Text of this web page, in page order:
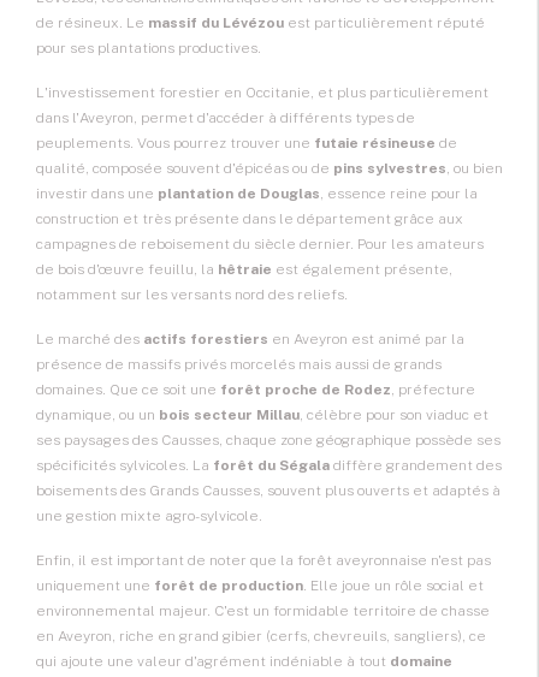
de résineux. Le massif du Lévézou est particulièrement réputé
pour ses plantations productives.
L'investissement forestier en Occitanie, et plus particulièrement
dans l'Aveyron, permet d'accéder à différents types de
peuplements. Vous pourrez trouver une futaie résineuse de
qualité, composée souvent d'épicéas ou de pins sylvestres, ou bien
investir dans une plantation de Douglas, essence reine pour la
construction et très présente dans le département grâce aux
campagnes de reboisement du siècle dernier. Pour les amateurs
de bois d'œuvre feuillu, la hêtraie est également présente,
notamment sur les versants nord des reliefs.
Le marché des actifs forestiers en Aveyron est animé par la
présence de massifs privés morcelés mais aussi de grands
domaines. Que ce soit une forêt proche de Rodez, préfecture
dynamique, ou un bois secteur Millau, célèbre pour son viaduc et
ses paysages des Causses, chaque zone géographique possède ses
spécificités sylvicoles. La forêt du Ségala diffère grandement des
boisements des Grands Causses, souvent plus ouverts et adaptés à
une gestion mixte agro-sylvicole.
Enfin, il est important de noter que la forêt aveyronnaise n'est pas
uniquement une forêt de production. Elle joue un rôle social et
environnemental majeur. C'est un formidable territoire de chasse
en Aveyron, riche en grand gibier (cerfs, chevreuils, sangliers), ce
qui ajoute une valeur d'agrément indéniable à tout domaine